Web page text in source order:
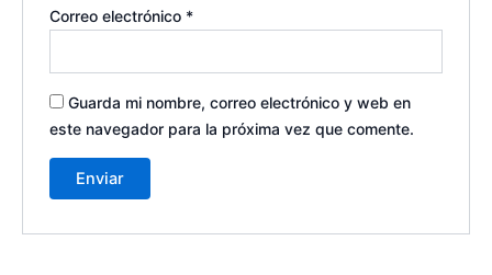
Correo electrónico *
Guarda mi nombre, correo electrónico y web en
este navegador para la próxima vez que comente.